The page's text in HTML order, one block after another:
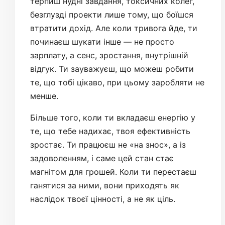
безглузді проекти лише тому, що боїшся
втратити дохід. Але коли тривога йде, ти
починаєш шукати інше — не просто
зарплату, а сенс, зростання, внутрішній
відгук. Ти зауважуєш, що можеш робити
те, що тобі цікаво, при цьому заробляти не
менше.
Більше того, коли ти вкладаєш енергію у
те, що тебе надихає, твоя ефективність
зростає. Ти працюєш не «на знос», а із
задоволенням, і саме цей стан стає
магнітом для грошей. Коли ти перестаєш
ганятися за ними, вони приходять як
наслідок твоєї цінності, а не як ціль.